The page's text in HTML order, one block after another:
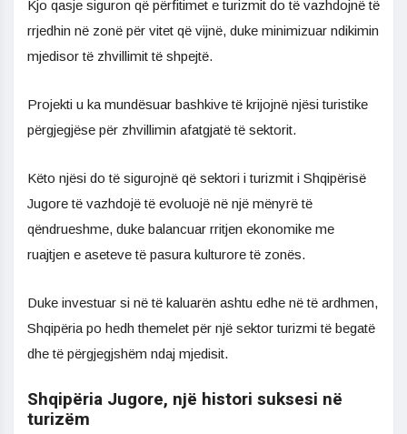
Kjo qasje siguron që përfitimet e turizmit do të vazhdojnë të
rrjedhin në zonë për vitet që vijnë, duke minimizuar ndikimin
mjedisor të zhvillimit të shpejtë.
Projekti u ka mundësuar bashkive të krijojnë njësi turistike
përgjegjëse për zhvillimin afatgjatë të sektorit.
Këto njësi do të sigurojnë që sektori i turizmit i Shqipërisë
Jugore të vazhdojë të evoluojë në një mënyrë të
qëndrueshme, duke balancuar rritjen ekonomike me
ruajtjen e aseteve të pasura kulturore të zonës.
Duke investuar si në të kaluarën ashtu edhe në të ardhmen,
Shqipëria po hedh themelet për një sektor turizmi të begatë
dhe të përgjegjshëm ndaj mjedisit.
Shqipëria Jugore, një histori suksesi në
turizëm